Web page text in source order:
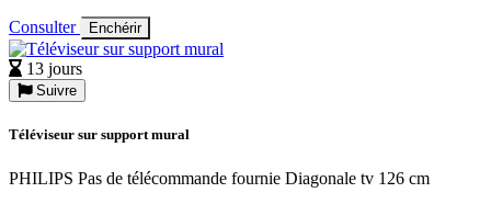
Consulter Enchérir
13 jours
Suivre
Téléviseur sur support mural
PHILIPS Pas de télécommande fournie Diagonale tv 126 cm